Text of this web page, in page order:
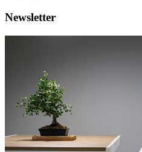
Newsletter